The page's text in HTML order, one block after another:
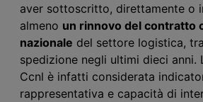
aver sottoscritto, direttamente o
almeno un rinnovo del contratto
nazionale del settore logistica,
spedizione negli ultimi dieci anni.
Ccnl è infatti considerata
rappresentativa e capacità di